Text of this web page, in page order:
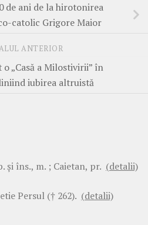
de ani de la hirotonirea
catolic Grigore Maior
ANTERIOR
„Casă a Milostivirii” în
iubirea altruistă
şi îns., m. ; Caietan, pr. (detalii)
Persul († 262). (detalii)